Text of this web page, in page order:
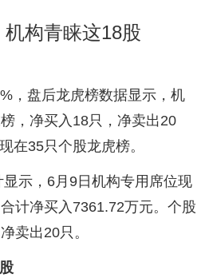
构青睐这18股
，盘后龙虎榜数据显示，机
，净买入18只，净卖出20
在35只个股龙虎榜。
显示，6月9日机构专用席位现
计净买入7361.72万元。个股
卖出20只。